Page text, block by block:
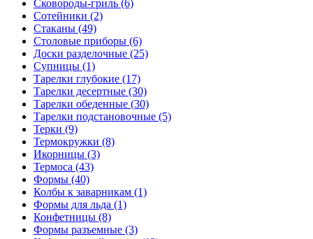
Сковороды-гриль (6)
Сотейники (2)
Стаканы (49)
Столовые приборы (6)
Доски разделочные (25)
Супницы (1)
Тарелки глубокие (17)
Тарелки десертные (30)
Тарелки обеденные (30)
Тарелки подстановочные (5)
Терки (9)
Термокружки (8)
Икорницы (3)
Термоса (43)
Формы (40)
Колбы к заварникам (1)
Формы для льда (1)
Конфетницы (8)
Формы разъемные (3)